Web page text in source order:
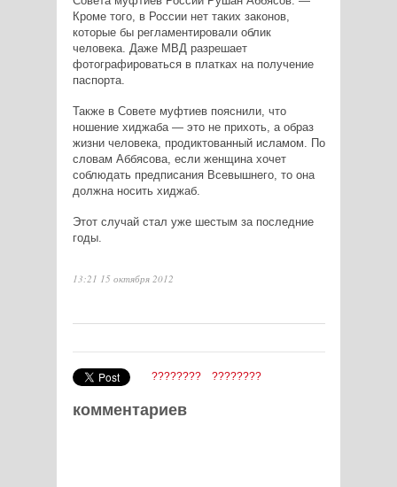
Кроме того, в России нет таких законов,
которые бы регламентировали облик
человека. Даже МВД разрешает
фотографироваться в платках на получение
паспорта.
Также в Совете муфтиев пояснили, что
ношение хиджаба — это не прихоть, а образ
жизни человека, продиктованный исламом. По
словам Аббясова, если женщина хочет
соблюдать предписания Всевышнего, то она
должна носить хиджаб.
Этот случай стал уже шестым за последние
годы.
13:21 15 октября 2012
???????? ????????
комментариев